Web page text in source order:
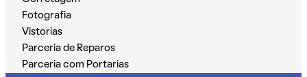
Fotografia
Vistorias
Parceria de Reparos
Parceria com Portarias